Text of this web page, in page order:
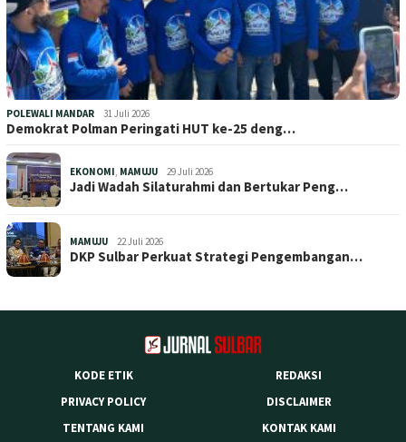
POLEWALI MANDAR 31 Juli 2026
Demokrat Polman Peringati HUT ke-25 deng…
EKONOMI MAMUJU 29 Juli 2026
Jadi Wadah Silaturahmi dan Bertukar Peng…
MAMUJU 22 Juli 2026
DKP Sulbar Perkuat Strategi Pengembangan…
KODE ETIK
REDAKSI
PRIVACY POLICY
DISCLAIMER
TENTANG KAMI
KONTAK KAMI